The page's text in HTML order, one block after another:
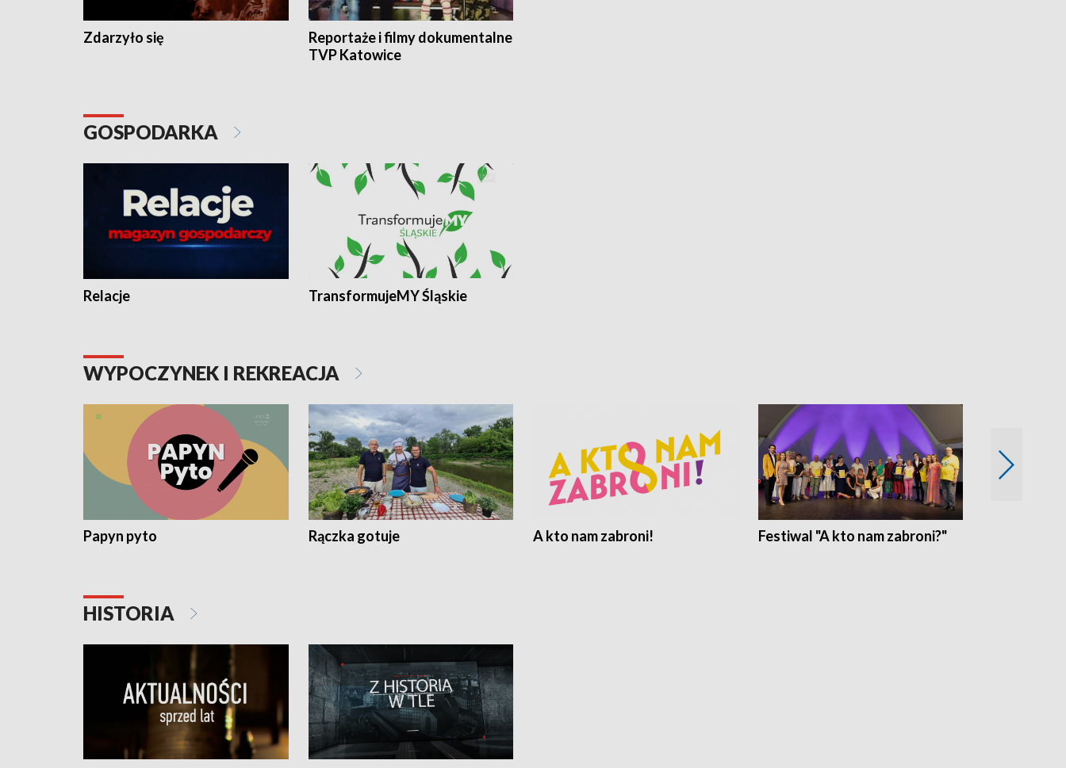
Zdarzyło się
Reportaże i filmy dokumentalne
TVP Katowice
GOSPODARKA
Relacje TransformujeMY Śląskie
WYPOCZYNEK I REKREACJA
Papyn pyto Rączka gotuje A kto nam zabroni! Festiwal "A kto nam zabroni?"
HISTORIA